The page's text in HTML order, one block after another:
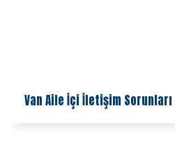
Van Aile İçi İletişim Sorunları